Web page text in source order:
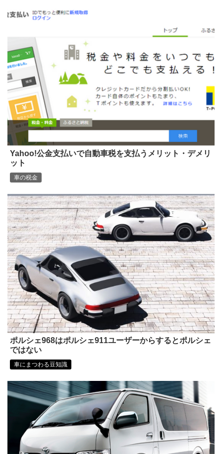
Yahoo!公金支払いで自動車税を支払うメリット・デメリ
ット
車の税金
ポルシェ968はポルシェ911ユーザーからするとポルシェ
ではない
車にまつわる豆知識